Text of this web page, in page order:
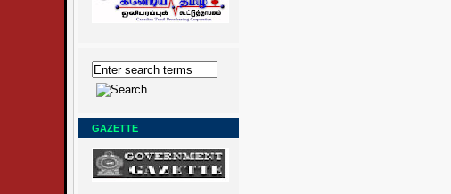
GAZETTE